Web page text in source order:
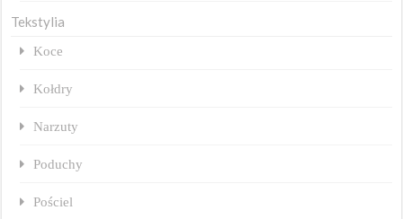
Tekstylia
Koce
Kołdry
Narzuty
Poduchy
Pościel